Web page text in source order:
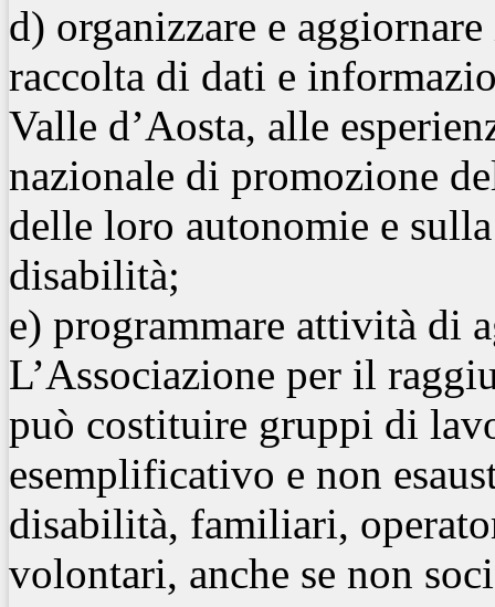
d) organizzare e
raccolta di dati e
Valle d’Aosta, alle
nazionale di promozione
delle loro autonomie e
disabilità;
e) programmare attività di
L’Associazione per il
può costituire gruppi di
esemplificativo e non
disabilità, familiari,
volontari, anche se non